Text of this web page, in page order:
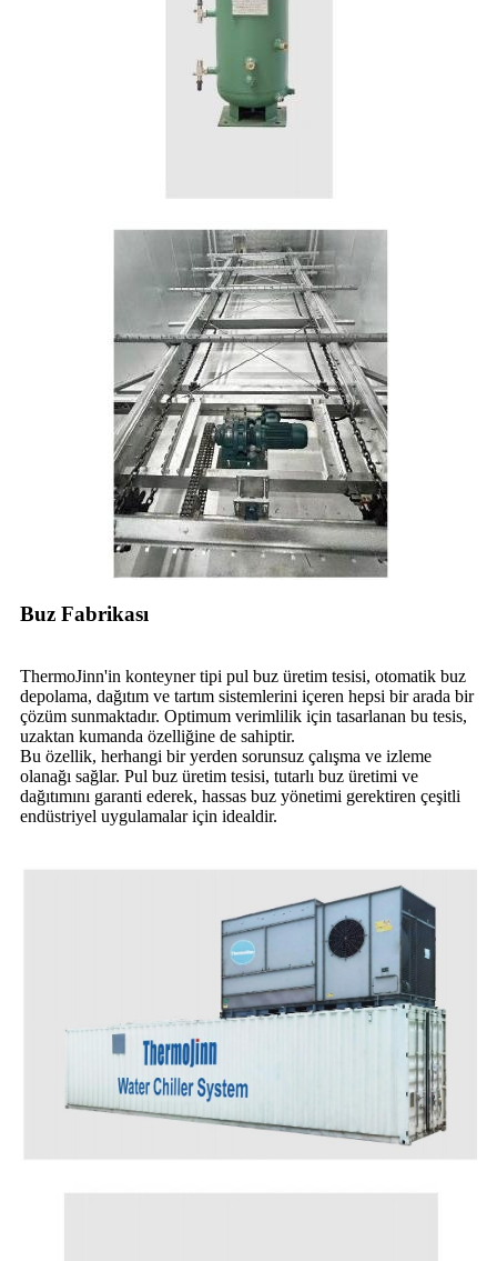
Buz Fabrikası
ThermoJinn'in konteyner tipi pul buz üretim tesisi, otomatik buz
depolama, dağıtım ve tartım sistemlerini içeren hepsi bir arada bir
çözüm sunmaktadır. Optimum verimlilik için tasarlanan bu tesis,
uzaktan kumanda özelliğine de sahiptir.
Bu özellik, herhangi bir yerden sorunsuz çalışma ve izleme
olanağı sağlar. Pul buz üretim tesisi, tutarlı buz üretimi ve
dağıtımını garanti ederek, hassas buz yönetimi gerektiren çeşitli
endüstriyel uygulamalar için idealdir.